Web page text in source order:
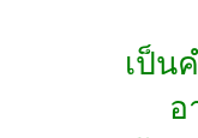
เป็น
อ